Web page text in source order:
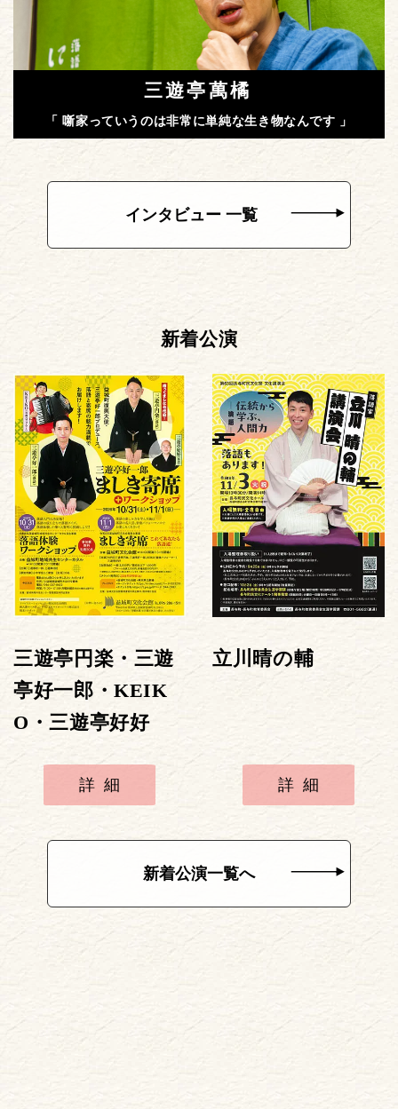
三遊亭萬橘
「 噺家っていうのは非常に単純な生き物なんです 」
インタビュー 一覧
新着公演
三遊亭円楽・三遊
亭好一郎・KEIK
O・三遊亭好好
詳細
立川晴の輔
詳細
新着公演一覧へ